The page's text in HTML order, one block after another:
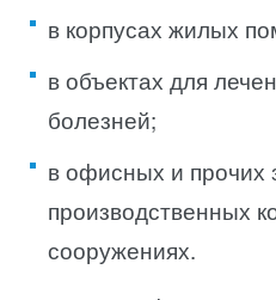
в корпусах жилых
в объектах для
болезней;
в офисных и прочих
производственных
сооружениях.